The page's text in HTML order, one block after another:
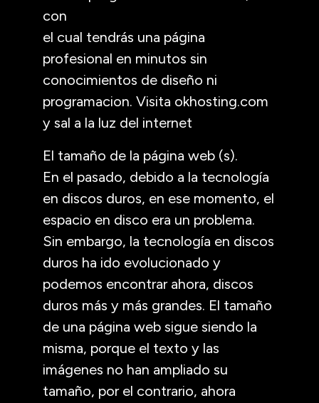
con
el cual tendrás una página
profesional en minutos sin
conocimientos de diseño ni
programacion. Visita okhosting.com
y sal a la luz del internet
El tamaño de la página web (s).
En el pasado, debido a la tecnología
en discos duros, en ese momento, el
espacio en disco era un problema.
Sin embargo, la tecnología en discos
duros ha ido evolucionado y
podemos encontrar ahora, discos
duros más y más grandes. El tamaño
de una página web sigue siendo la
misma, porque el texto y las
imágenes no han ampliado su
tamaño, por el contrario, ahora